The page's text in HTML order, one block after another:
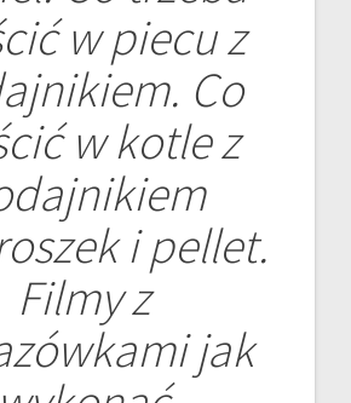
w piecu z
Co
w kotle z
i pellet.
Filmy z
jak